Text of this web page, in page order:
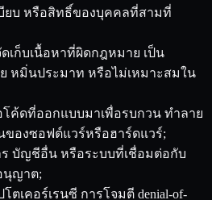
ยบ หรือสิทธิ์ของบุคคลที่สามที่
เก็บเนื้อหาที่ผิดกฎหมาย เป็น
หมิ่นประมาท หรือไม่เหมาะสมใน
โค้ดที่ออกแบบมาเพื่อรบกวน ทำลาย
ของซอฟต์แวร์หรือฮาร์ดแวร์;
ร บัญชีอื่น หรือระบบที่เชื่อมต่อกับ
นุญาต;
ตเคอร์เรนซี การโจมตี denial-of-